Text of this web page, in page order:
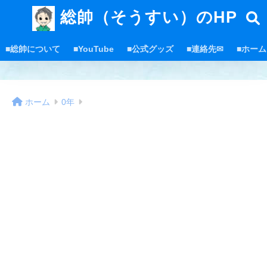
総帥（そうすい）のHP
■総帥について ■YouTube ■公式グッズ ■連絡先✉ ■ホーム
ホーム 0年